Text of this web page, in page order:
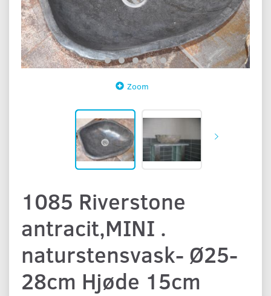
Zoom
1085 Riverstone
antracit,MINI .
naturstensvask- Ø25-
28cm Hjøde 15cm